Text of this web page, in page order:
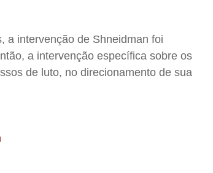
a intervenção de Shneidman foi
a intervenção específica sobre os
de luto, no direcionamento de sua